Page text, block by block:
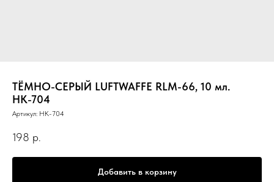
ТЁМНО-СЕРЫЙ LUFTWAFFE RLM-66, 10 мл.
НК-704
Артикул: НК-704
198 р.
Добавить в корзину